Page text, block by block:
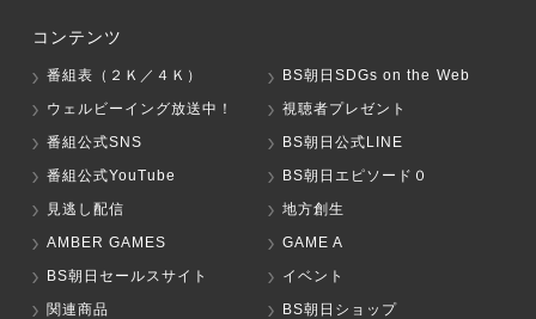
コンテンツ
番組表（２Ｋ／４Ｋ）
BS朝日SDGs on the Web
ウェルビーイング放送中！
視聴者プレゼント
番組公式SNS
BS朝日公式LINE
番組公式YouTube
BS朝日エピソード０
見逃し配信
地方創生
AMBER GAMES
GAME A
BS朝日セールスサイト
イベント
関連商品
BS朝日ショップ